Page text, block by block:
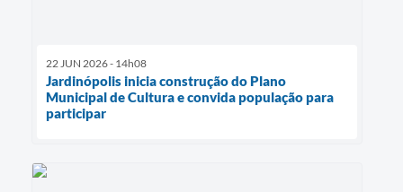
22 JUN 2026 - 14h08
Jardinópolis inicia construção do Plano
Municipal de Cultura e convida população para
participar